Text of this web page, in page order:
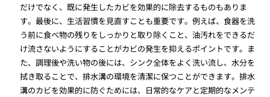
だけでなく、既に発生したカビを効果的に除去するものもありま
す。最後に、生活習慣を見直すことも重要です。例えば、食器を洗
う前に食べ物の残りをしっかりと取り除くこと、油汚れをできるだ
け流さないようにすることがカビの発生を抑えるポイントです。ま
た、調理後や洗い物の後には、シンク全体をよく洗い流し、水分を
拭き取ることで、排水溝の環境を清潔に保つことができます。排水
溝のカビを効果的に防ぐためには、日常的なケアと定期的なメンテ